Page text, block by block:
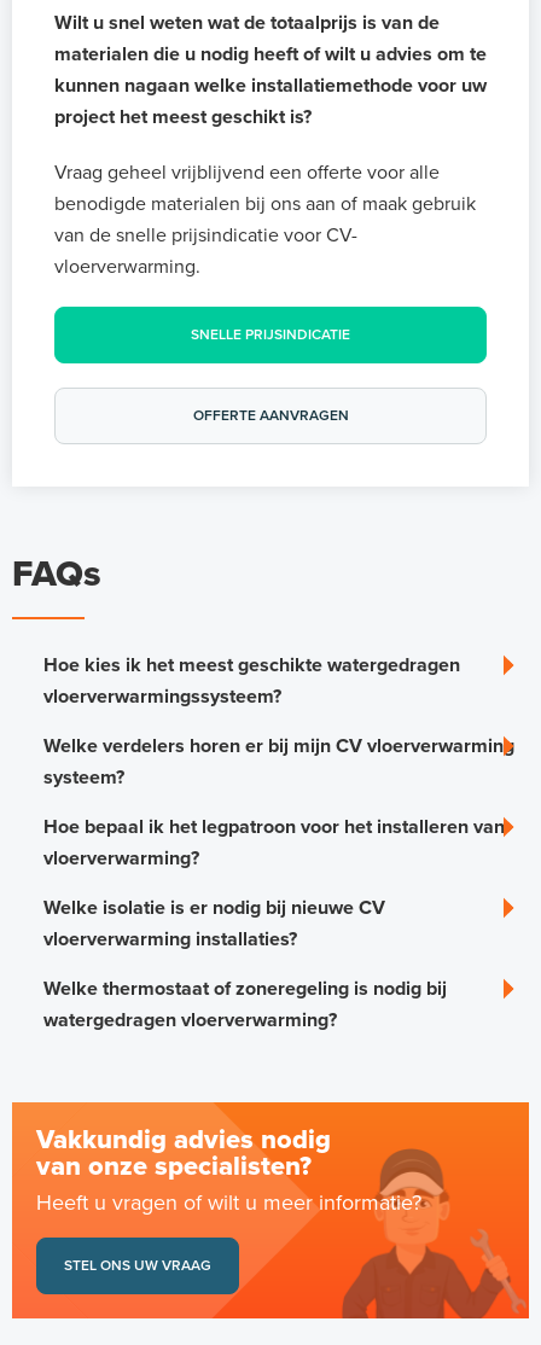
Wilt u snel weten wat de totaalprijs is van de
materialen die u nodig heeft of wilt u advies om te
kunnen nagaan welke installatiemethode voor uw
project het meest geschikt is?
Vraag geheel vrijblijvend een offerte voor alle
benodigde materialen bij ons aan of maak gebruik
van de snelle prijsindicatie voor CV-
vloerverwarming.
SNELLE PRIJSINDICATIE
OFFERTE AANVRAGEN
FAQs
Hoe kies ik het meest geschikte watergedragen
vloerverwarmingssysteem?
Welke verdelers horen er bij mijn CV vloerverwarming
systeem?
Hoe bepaal ik het legpatroon voor het installeren van
vloerverwarming?
Welke isolatie is er nodig bij nieuwe CV
vloerverwarming installaties?
Welke thermostaat of zoneregeling is nodig bij
watergedragen vloerverwarming?
Vakkundig advies nodig
van onze specialisten?
Heeft u vragen of wilt u meer informatie?
STEL ONS UW VRAAG